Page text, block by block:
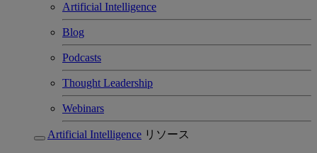
Artificial Intelligence
Blog
Podcasts
Thought Leadership
Webinars
Artificial Intelligence リソース